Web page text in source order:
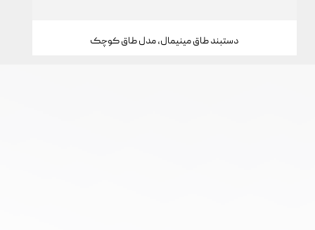
دستبند طاق مینیمال، مدل طاق کوچک